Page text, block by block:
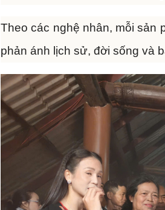
Theo các nghệ nhân, mỗi sản
phản ánh lịch sử, đời sống và